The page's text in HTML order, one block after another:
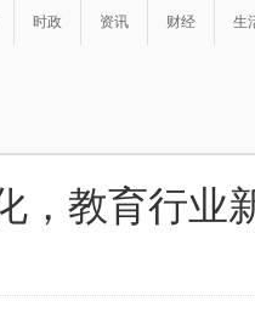
时政 资讯 财经 生
，教育行业